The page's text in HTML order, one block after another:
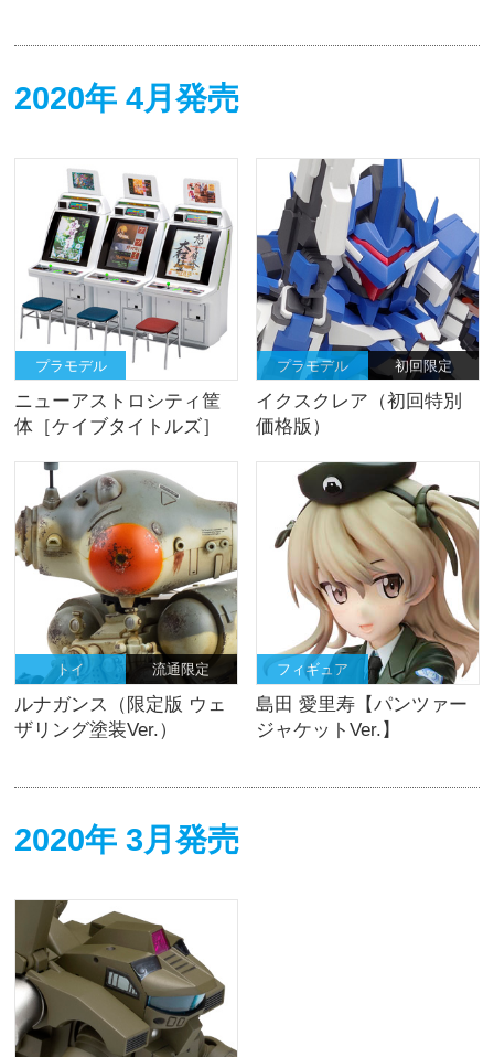
2020年 4月発売
プラモデル
ニューアストロシティ筐
体［ケイブタイトルズ］
プラモデル 初回限定
イクスクレア（初回特別
価格版）
トイ 流通限定
ルナガンス（限定版 ウェ
ザリング塗装Ver.）
フィギュア
島田 愛里寿【パンツァー
ジャケットVer.】
2020年 3月発売